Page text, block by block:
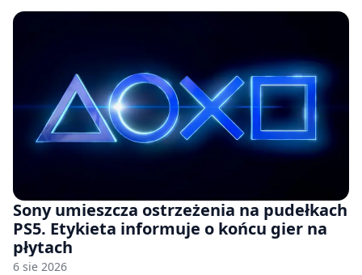
Sony umieszcza ostrzeżenia na pudełkach
PS5. Etykieta informuje o końcu gier na
płytach
6 sie 2026